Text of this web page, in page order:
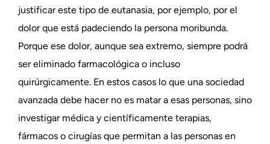
justificar este tipo de eutanasia, por ejemplo, por el
dolor que está padeciendo la persona moribunda.
Porque ese dolor, aunque sea extremo, siempre podrá
ser eliminado farmacológica o incluso
quirúrgicamente. En estos casos lo que una sociedad
avanzada debe hacer no es matar a esas personas, sino
investigar médica y científicamente terapias,
fármacos o cirugías que permitan a las personas en